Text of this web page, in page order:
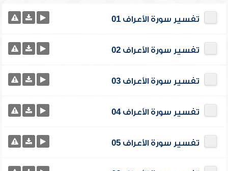
تفسير سورة الأعراف 01
تفسير سورة الأعراف 02
تفسير سورة الأعراف 03
تفسير سورة الأعراف 04
تفسير سورة الأعراف 05